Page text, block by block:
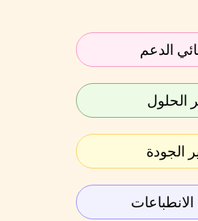
الدعم
الحلول
الجودة